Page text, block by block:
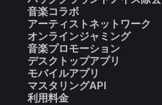
音楽コラボ
アーティストネットワーク
オンラインジャミング
音楽プロモーション
デスクトップアプリ
モバイルアプリ
マスタリングAPI
利用料金